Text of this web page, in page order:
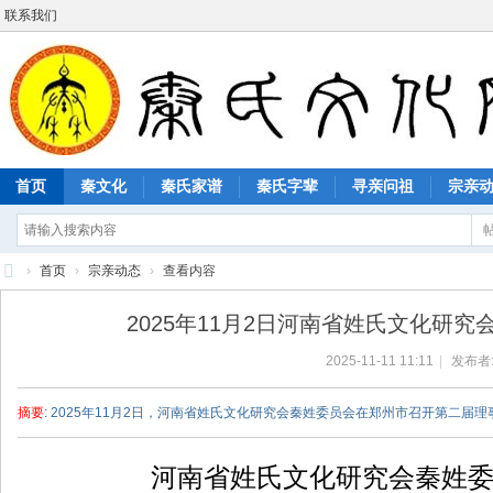
联系我们
首页 秦文化 秦氏家谱 秦氏字辈 寻亲问祖 宗亲
› 首页 › 宗亲动态 › 查看内容
2025年11月2日河南省姓氏文化研究
2025-11-11 11:11 发布
摘要: 2025年11月2日，河南省姓氏文化研究会秦姓委员会在郑州市召开第二届
河南省姓氏文化研究会秦姓